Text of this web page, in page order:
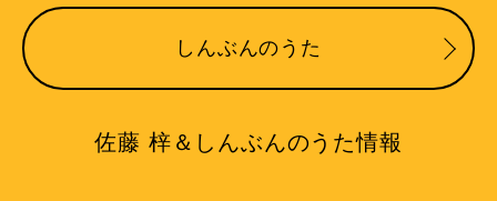
しんぶんのうた
佐藤 梓＆しんぶんのうた情報